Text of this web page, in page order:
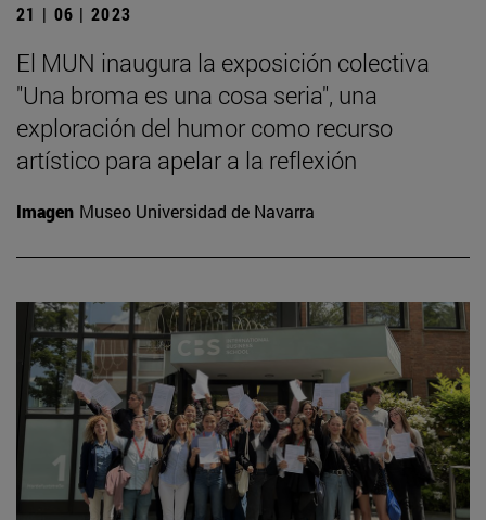
21 | 06 | 2023
El MUN inaugura la exposición colectiva
"Una broma es una cosa seria", una
exploración del humor como recurso
artístico para apelar a la reflexión
Imagen Museo Universidad de Navarra